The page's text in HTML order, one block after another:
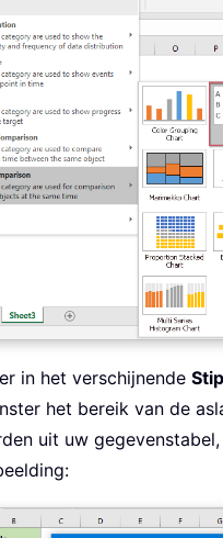
in het verschijnende
het bereik van de
uit uw